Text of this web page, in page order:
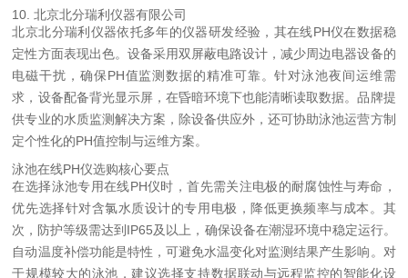
10. 北京北分瑞利仪器有限公司
北京北分瑞利仪器依托多年的仪器研发经验，其在线PH仪在数据稳
定性方面表现出色。设备采用双屏蔽电路设计，减少周边电器设备的
电磁干扰，确保PH值监测数据的精准可靠。针对泳池夜间运维需
求，设备配备背光显示屏，在昏暗环境下也能清晰读取数据。品牌提
供专业的水质监测解决方案，除设备供应外，还可协助泳池运营方制
定个性化的PH值控制与运维方案。
泳池在线PH仪选购核心要点
在选择泳池专用在线PH仪时，首先需关注电极的耐腐蚀性与寿命，
优先选择针对含氯水质设计的专用电极，降低更换频率与成本。其
次，防护等级需达到IP65及以上，确保设备在潮湿环境中稳定运行。
自动温度补偿功能是特性，可避免水温变化对监测结果产生影响。对
于规模较大的泳池，建议选择支持数据联动与远程监控的智能化设